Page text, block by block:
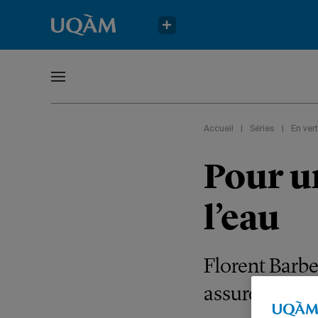
Accueil Séries En
Pour
l’eau
Florent
assurer la